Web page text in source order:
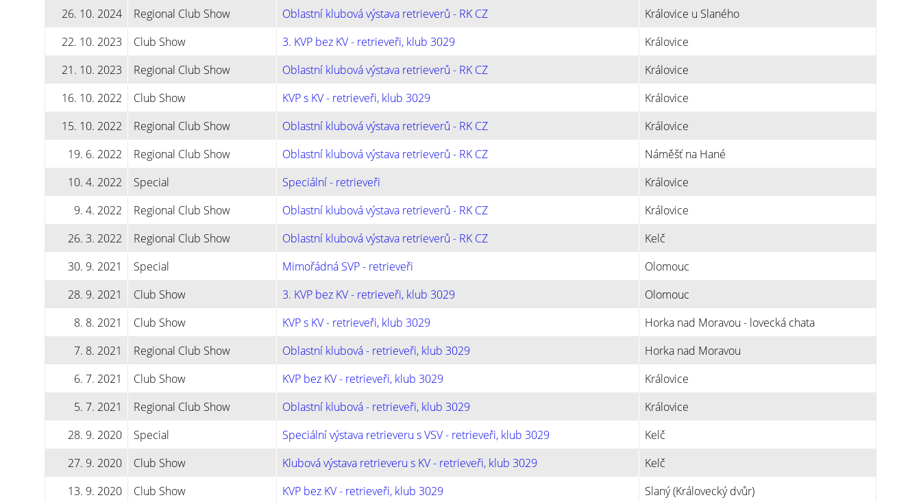
26. 10. 2024
Regional Club Show Oblastní klubová výstava retrieverů - RK CZ
Královice u Slaného
22. 10. 2023
Club Show 3. KVP bez KV - retrieveři, klub 3029
Královice
21. 10. 2023
Regional Club Show Oblastní klubová výstava retrieverů - RK CZ
Královice
16. 10. 2022
Club Show KVP s KV - retrieveři, klub 3029
Královice
15. 10. 2022
Regional Club Show Oblastní klubová výstava retrieverů - RK CZ
Královice
19. 6. 2022
Regional Club Show Oblastní klubová výstava retrieverů - RK CZ
Náměšť na Hané
10. 4. 2022
Special Speciální - retrieveři
Královice
9. 4. 2022
Regional Club Show Oblastní klubová výstava retrieverů - RK CZ
Královice
26. 3. 2022
Regional Club Show Oblastní klubová výstava retrieverů - RK CZ
Kelč
30. 9. 2021
Special Mimořádná SVP - retrieveři
Olomouc
28. 9. 2021
Club Show 3. KVP bez KV - retrieveři, klub 3029
Olomouc
8. 8. 2021
Club Show KVP s KV - retrieveři, klub 3029
Horka nad Moravou - lovecká chata
7. 8. 2021
Regional Club Show Oblastní klubová - retrieveři, klub 3029
Horka nad Moravou
6. 7. 2021
Club Show KVP bez KV - retrieveři, klub 3029
Královice
5. 7. 2021
Regional Club Show Oblastní klubová - retrieveři, klub 3029
Královice
28. 9. 2020
Special Speciální výstava retrieveru s VSV - retrieveři, klub 3029
Kelč
27. 9. 2020
Club Show Klubová výstava retrieveru s KV - retrieveři, klub 3029
Kelč
13. 9. 2020
Club Show KVP bez KV - retrieveři, klub 3029 Slaný (Královecký dvůr)